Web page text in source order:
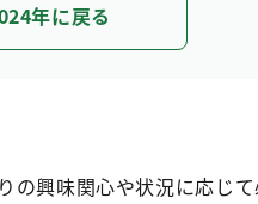
年に戻る
の興味関心や状況に応じ